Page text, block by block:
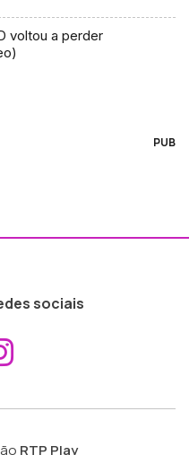
voltou a perder
PUB
sociais
ao
RTP Play